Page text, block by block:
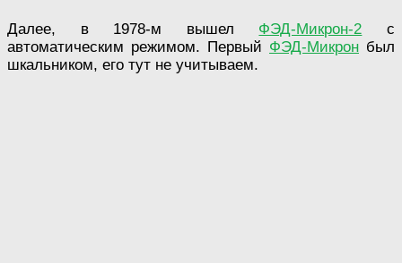
Далее, в 1978-м вышел ФЭД-Микрон-2 с
автоматическим режимом. Первый ФЭД-Микрон был
шкальником, его тут не учитываем.